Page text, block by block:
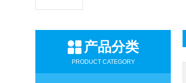
产品分类
PRODUCT CATEGORY